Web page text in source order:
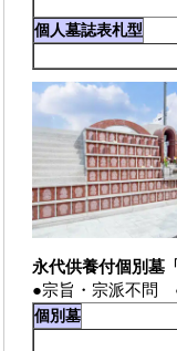
個人墓誌表札型
永代供養付個別墓
●宗旨・宗派不問
個別墓